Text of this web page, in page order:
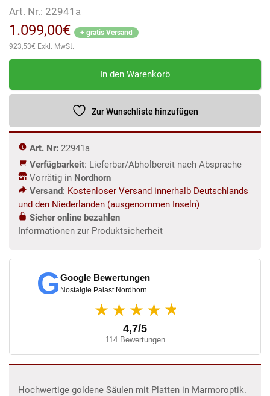
Art. Nr.: 22941a
1.099,00€
+ gratis Versand
923,53€ Exkl. MwSt.
Säulen
Marmor
Gold
1,05
Menge
In den Warenkorb
Zur Wunschliste hinzufügen
Art. Nr: 22941a
Verfügbarkeit: Lieferbar/Abholbereit nach Absprache
Vorrätig in Nordhorn
Versand: Kostenloser Versand innerhalb Deutschlands
und den Niederlanden (ausgenommen Inseln)
Sicher online bezahlen
Informationen zur Produktsicherheit
GGoogle Bewertungen
Nostalgie Palast Nordhorn
★★★★ ★
4,7/5
114 Bewertungen
Hochwertige goldene Säulen mit Platten in Marmoroptik.